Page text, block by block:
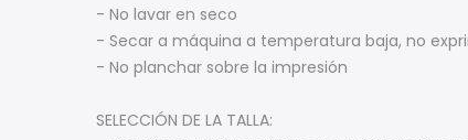
- No lavar en seco
- Secar a máquina a temperatura baja, no
- No planchar sobre la impresión
SELECCIÓN DE LA TALLA: